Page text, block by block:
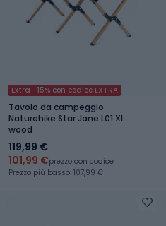
Extra -15% con codice EXTRA
Tavolo da campeggio
Naturehike Star Jane L01 XL
wood
119,99 €
101,99 €prezzo con codice
Prezzo più basso: 107,99 €